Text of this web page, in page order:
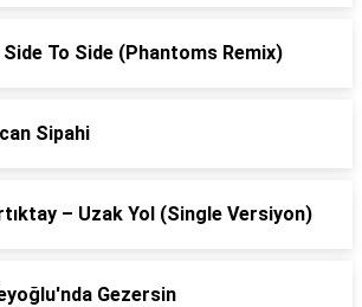
To Side (Phantoms Remix)
Sipahi
– Uzak Yol (Single Versiyon)
Gezersin